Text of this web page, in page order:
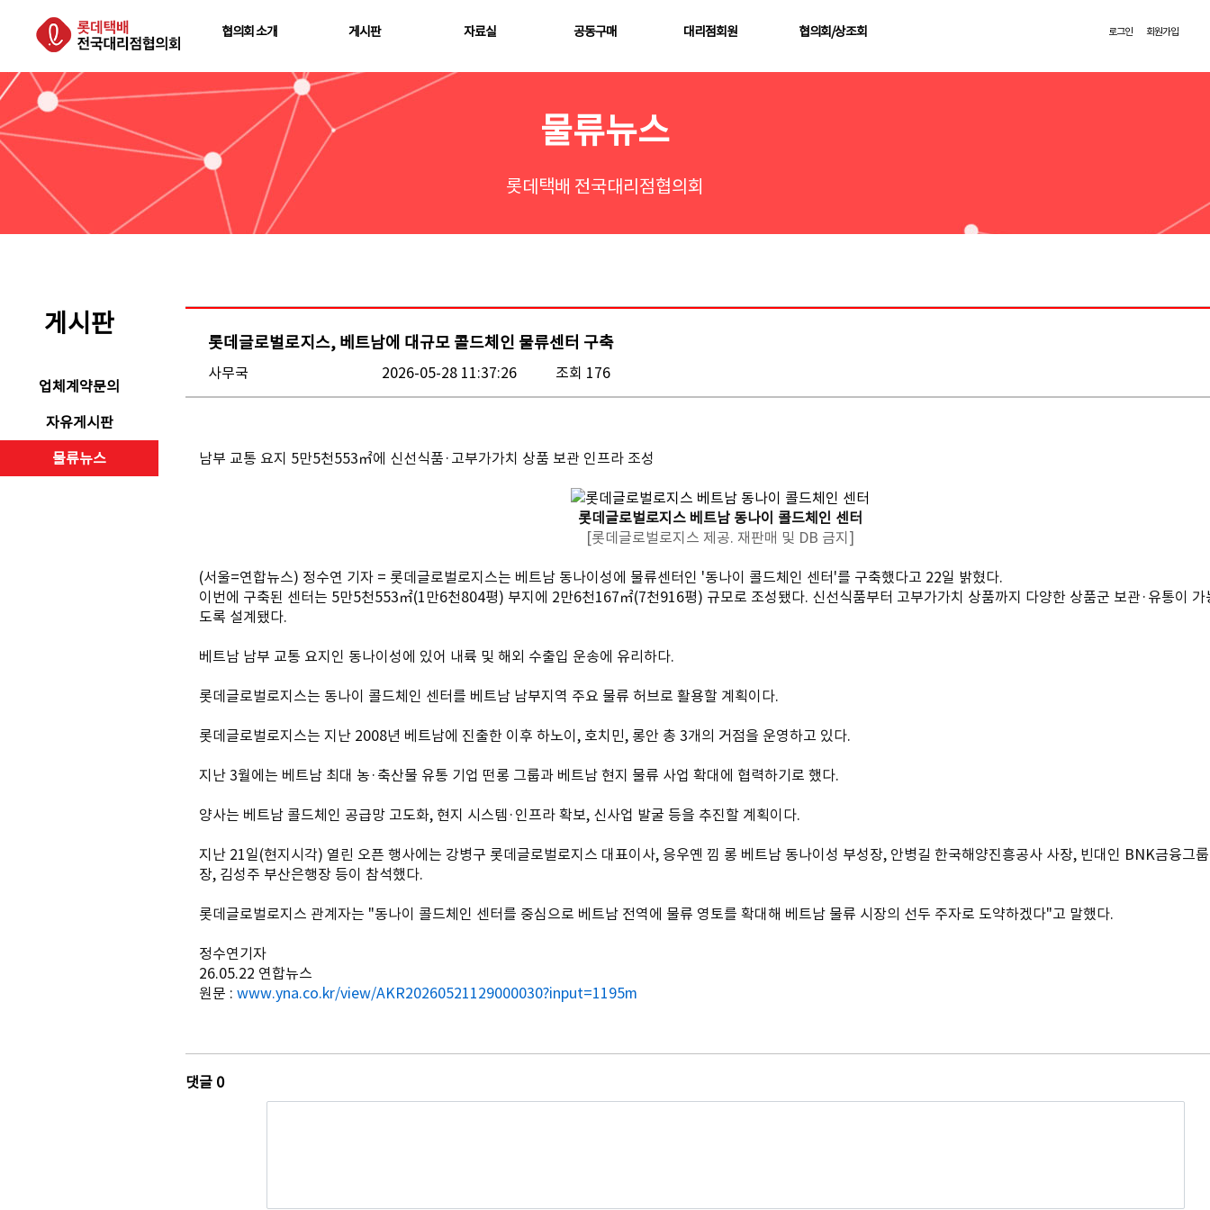
협의회 소개 게시판 자료실 공동구매 대리점회원 협의회/상조회 로그인 회원가입
물류뉴스
롯데택배 전국대리점협의회
게시판
업체계약문의
자유게시판
물류뉴스
롯데글로벌로지스, 베트남에 대규모 콜드체인 물류센터 구축
사무국 2026-05-28 11:37:26 조회 176
남부 교통 요지 5만5천553㎡에 신선식품·고부가가치 상품 보관 인프라 조성
롯데글로벌로지스 베트남 동나이 콜드체인 센터
[롯데글로벌로지스 제공. 재판매 및 DB 금지]
(서울=연합뉴스) 정수연 기자 = 롯데글로벌로지스는 베트남 동나이성에 물류센터인 '동나이 콜드체인 센터'를 구축했다고 22일 밝혔다.
이번에 구축된 센터는 5만5천553㎡(1만6천804평) 부지에 2만6천167㎡(7천916평) 규모로 조성됐다. 신선식품부터 고부가가치 상품까지 다양한 상품군 보관·유통이 가
도록 설계됐다.
베트남 남부 교통 요지인 동나이성에 있어 내륙 및 해외 수출입 운송에 유리하다.
롯데글로벌로지스는 동나이 콜드체인 센터를 베트남 남부지역 주요 물류 허브로 활용할 계획이다.
롯데글로벌로지스는 지난 2008년 베트남에 진출한 이후 하노이, 호치민, 롱안 총 3개의 거점을 운영하고 있다.
지난 3월에는 베트남 최대 농·축산물 유통 기업 떤롱 그룹과 베트남 현지 물류 사업 확대에 협력하기로 했다.
양사는 베트남 콜드체인 공급망 고도화, 현지 시스템·인프라 확보, 신사업 발굴 등을 추진할 계획이다.
지난 21일(현지시각) 열린 오픈 행사에는 강병구 롯데글로벌로지스 대표이사, 응우옌 낌 롱 베트남 동나이성 부성장, 안병길 한국해양진흥공사 사장, 빈대인 BNK금융그
장, 김성주 부산은행장 등이 참석했다.
롯데글로벌로지스 관계자는 "동나이 콜드체인 센터를 중심으로 베트남 전역에 물류 영토를 확대해 베트남 물류 시장의 선두 주자로 도약하겠다"고 말했다.
정수연기자
26.05.22 연합뉴스
원문 : www.yna.co.kr/view/AKR20260521129000030?input=1195m
댓글 0